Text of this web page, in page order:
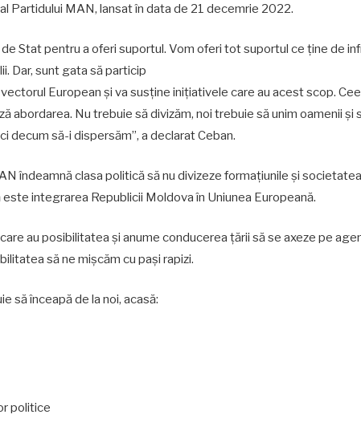
Partidului MAN, lansat în data de 21 decemrie 2022.
Stat pentru a oferi suportul. Vom oferi tot suportul ce ține de
Dar, sunt gata să particip
European și va susține inițiativele care au acest scop.
abordarea. Nu trebuie să divizăm, noi trebuie să unim oamenii și
decum să-i dispersăm”, a declarat Ceban.
îndeamnă clasa politică să nu divizeze formațiunile și
integrarea Republicii Moldova în Uniunea Europeană.
au posibilitatea și anume conducerea țării să se axeze pe
să ne mișcăm cu pași rapizi.
să înceapă de la noi, acasă:
politice